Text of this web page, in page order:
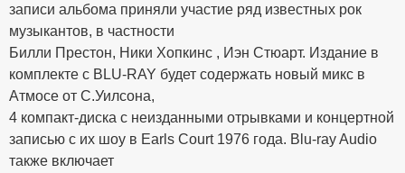
записи альбома приняли участие ряд известных рок
музыкантов, в частности
Билли Престон, Ники Хопкинс , Иэн Стюарт. Издание в
комплекте с BLU-RAY будет содержать новый микс в
Атмосе от С.Уилсона,
4 компакт-диска c неизданными отрывками и концертной
записью с их шоу в Earls Court 1976 года. Blu-ray Audio
также включает